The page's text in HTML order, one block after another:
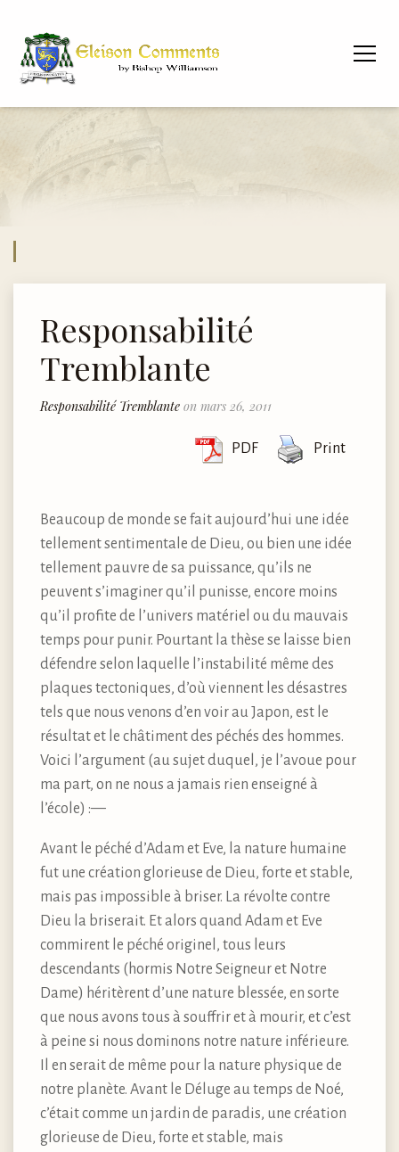
Responsabilité
Tremblante
Responsabilité Tremblante on mars 26, 2011
PDF Print
Beaucoup de monde se fait aujourd’hui une idée
tellement sentimentale de Dieu, ou bien une idée
tellement pauvre de sa puissance, qu’ils ne
peuvent s’imaginer qu’il punisse, encore moins
qu’il profite de l’univers matériel ou du mauvais
temps pour punir. Pourtant la thèse se laisse bien
défendre selon laquelle l’instabilité même des
plaques tectoniques, d’où viennent les désastres
tels que nous venons d’en voir au Japon, est le
résultat et le châtiment des péchés des hommes.
Voici l’argument (au sujet duquel, je l’avoue pour
ma part, on ne nous a jamais rien enseigné à
l’école) :—
Avant le péché d’Adam et Eve, la nature humaine
fut une création glorieuse de Dieu, forte et stable,
mais pas impossible à briser. La révolte contre
Dieu la briserait. Et alors quand Adam et Eve
commirent le péché originel, tous leurs
descendants (hormis Notre Seigneur et Notre
Dame) héritèrent d’une nature blessée, en sorte
que nous avons tous à souffrir et à mourir, et c’est
à peine si nous dominons notre nature inférieure.
Il en serait de même pour la nature physique de
notre planète. Avant le Déluge au temps de Noé,
c’était comme un jardin de paradis, une création
glorieuse de Dieu, forte et stable, mais